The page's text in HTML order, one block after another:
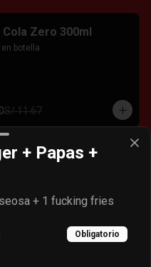
Cola Zero 300ml
en botella
S/ 11.67
+ Papas +
+ 1 fucking fries
Obligatorio